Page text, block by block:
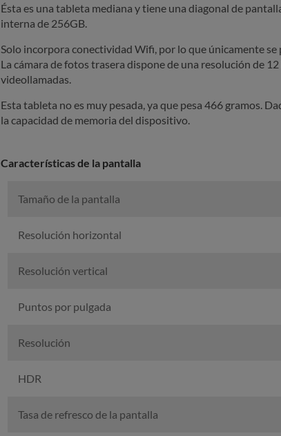
Ésta es una tableta mediana y tiene una diagonal de
interna de 256GB.
Solo incorpora conectividad Wifi, por lo que únicamente
La cámara de fotos trasera dispone de una resolución de
videollamadas.
Esta tableta no es muy pesada, ya que pesa 466 gramos.
la capacidad de memoria del dispositivo.
Características de la pantalla
Tamaño de la pantalla
Resolución horizontal
Resolución vertical
Puntos por pulgada
Resolución
HDR
Tasa de refresco de la pantalla